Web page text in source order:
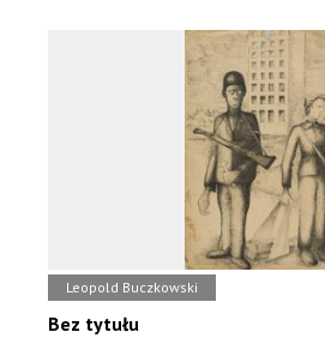
Leopold Buczkowski
Bez tytułu